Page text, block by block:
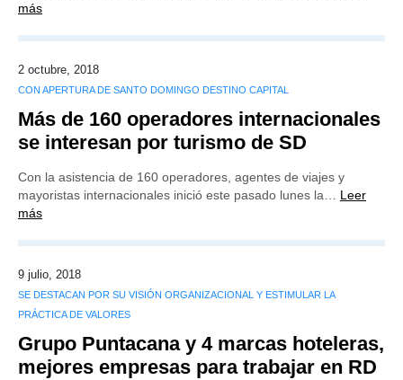
más
2 octubre, 2018
CON APERTURA DE SANTO DOMINGO DESTINO CAPITAL
Más de 160 operadores internacionales
se interesan por turismo de SD
Con la asistencia de 160 operadores, agentes de viajes y
mayoristas internacionales inició este pasado lunes la… Leer
más
9 julio, 2018
SE DESTACAN POR SU VISIÓN ORGANIZACIONAL Y ESTIMULAR LA
PRÁCTICA DE VALORES
Grupo Puntacana y 4 marcas hoteleras,
mejores empresas para trabajar en RD